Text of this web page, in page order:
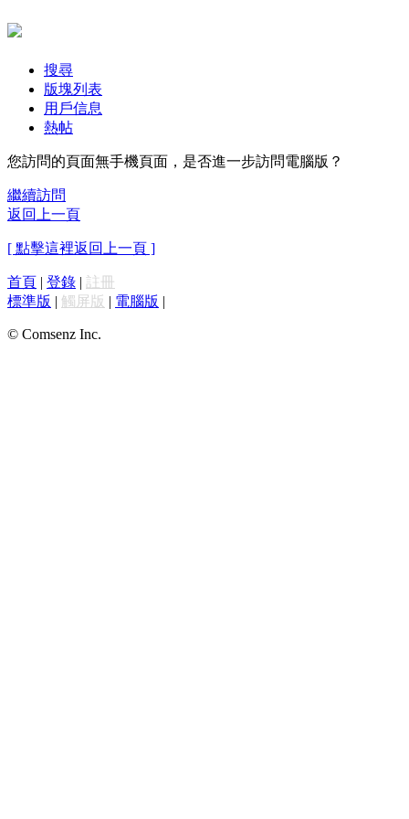
搜尋
版塊列表
用戶信息
熱帖
您訪問的頁面無手機頁面，是否進一步訪問電腦版？
繼續訪問
返回上一頁
[ 點擊這裡返回上一頁 ]
首頁 | 登錄 | 註冊
標準版 | 觸屏版 | 電腦版 |
© Comsenz Inc.